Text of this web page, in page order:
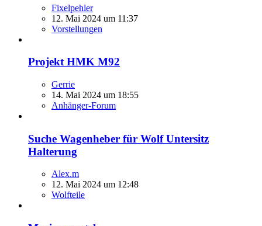
Fixelpehler
12. Mai 2024 um 11:37
Vorstellungen
Projekt HMK M92
Gerrie
14. Mai 2024 um 18:55
Anhänger-Forum
Suche Wagenheber für Wolf Untersitz
Halterung
Alex.m
12. Mai 2024 um 12:48
Wolfteile